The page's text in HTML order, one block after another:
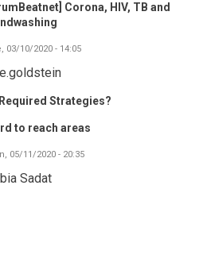
Corona, HIV, TB and
03/10/2020 - 14:05
Strategies?
to reach areas
05/11/2020 - 20:35
Sadat